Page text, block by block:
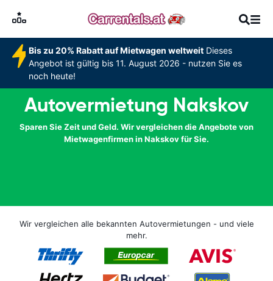
Bis zu 20% Rabatt auf Mietwagen weltweitDieses
Angebot ist gültig bis 11. August 2026 - nutzen Sie es
noch heute!
Autovermietung Nakskov
Sparen Sie Zeit und Geld. Wir vergleichen die Angebote von
Mietwagenfirmen in Nakskov für Sie.
Wir vergleichen alle bekannten Autovermietungen - und viele
mehr.